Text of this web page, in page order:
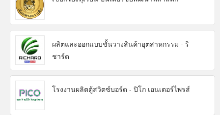
ผลิตและออกแบบชั้นวางสินค้าอุตสาหกรรม - ริ
ชาร์ด
โรงงานผลิตตู้สวิตซ์บอร์ด - ปิโก เอนเตอร์ไพรส์